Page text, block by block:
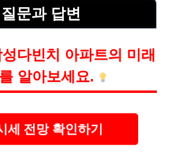
문과 답변
다빈치 아파트의 미래
알아보세요.
세 전망 확인하기